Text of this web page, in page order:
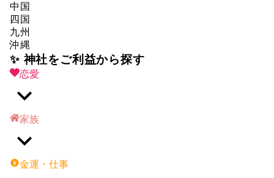
中国
四国
九州
沖縄
✨ 神社をご利益から探す
恋愛
家族
金運・仕事